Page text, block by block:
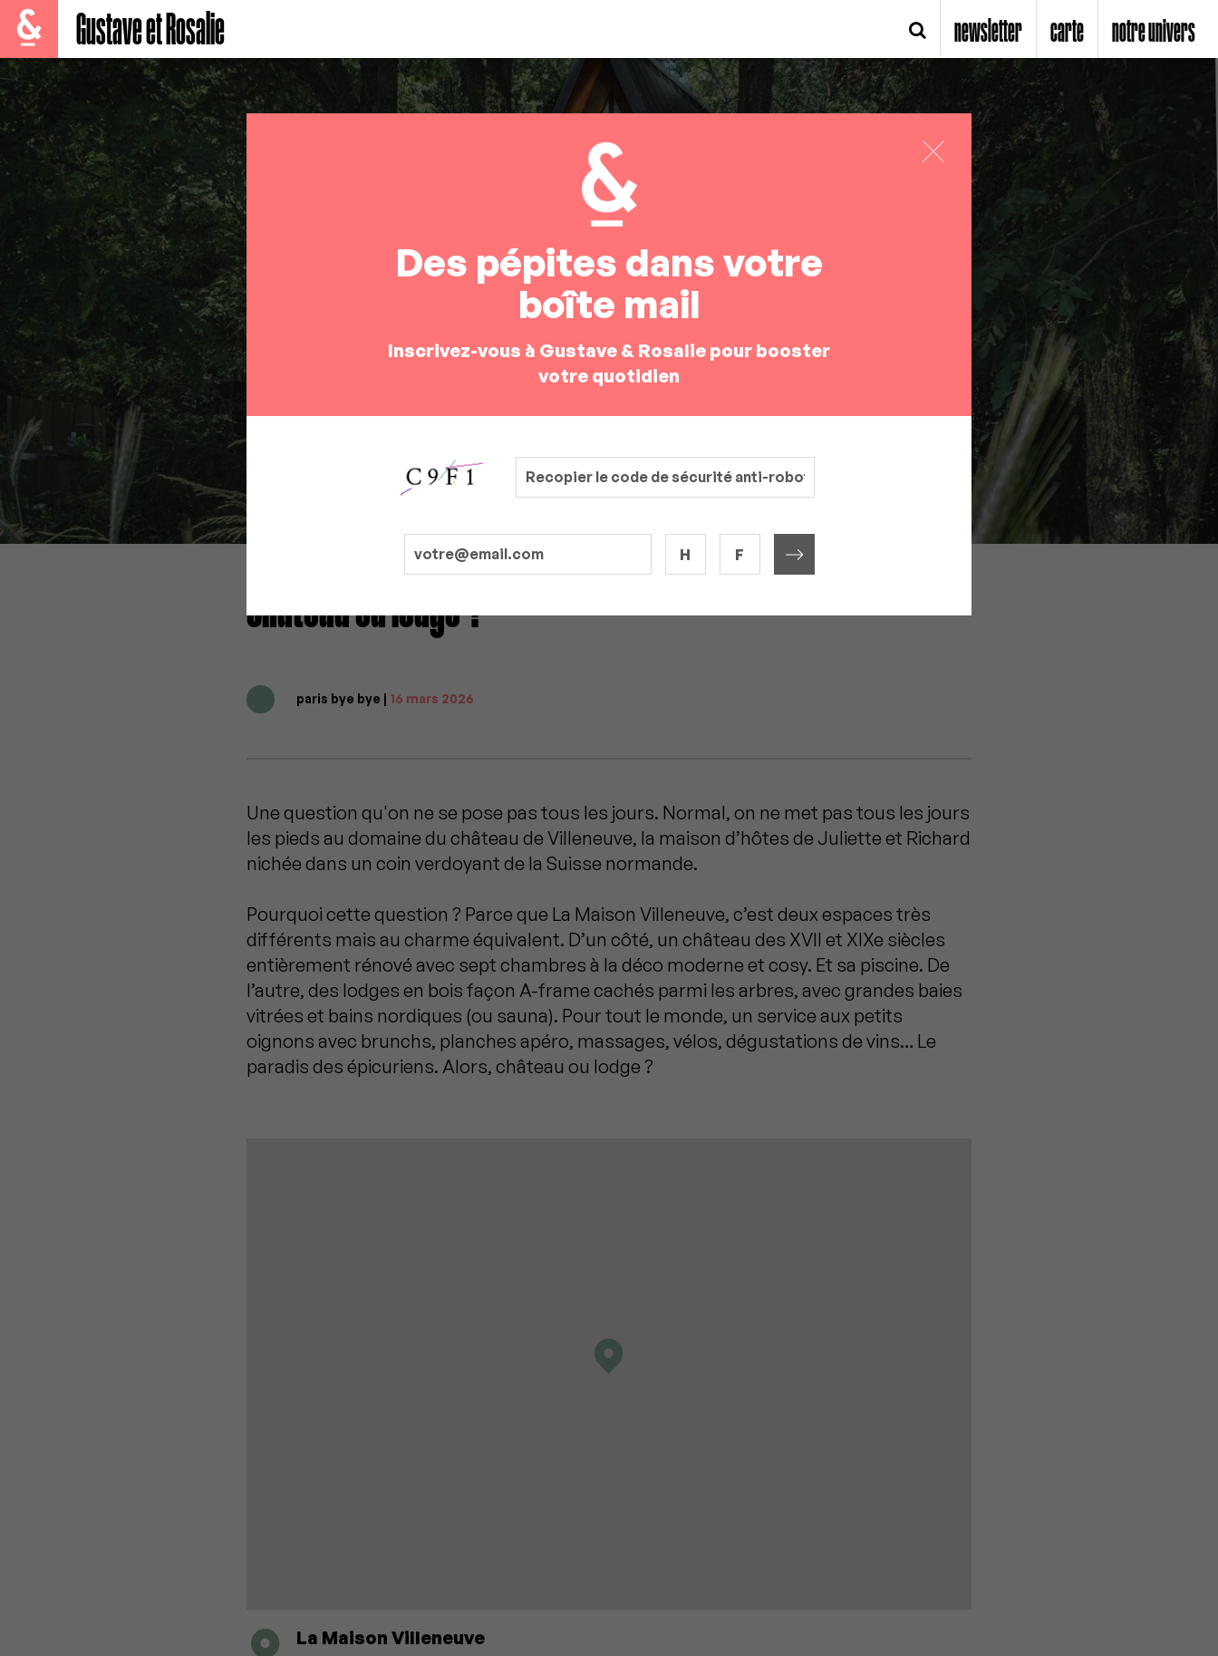
Gustave et Rosalie newsletter carte notre univers
Château ou lodge ?
paris bye bye | 16 mars 2026
Une question qu'on ne se pose pas tous les jours. Normal, on ne met pas tous les jours
les pieds au domaine du château de Villeneuve, la maison d’hôtes de Juliette et Richard
nichée dans un coin verdoyant de la Suisse normande.
Pourquoi cette question ? Parce que La Maison Villeneuve, c’est deux espaces très
différents mais au charme équivalent. D’un côté, un château des XVII et XIXe siècles
entièrement rénové avec sept chambres à la déco moderne et cosy. Et sa piscine. De
l’autre, des lodges en bois façon A-frame cachés parmi les arbres, avec grandes baies
vitrées et bains nordiques (ou sauna). Pour tout le monde, un service aux petits
oignons avec brunchs, planches apéro, massages, vélos, dégustations de vins… Le
paradis des épicuriens. Alors, château ou lodge ?
La Maison Villeneuve
Des pépites dans votre
boîte mail
Inscrivez-vous à Gustave & Rosalie pour booster
votre quotidien
H F